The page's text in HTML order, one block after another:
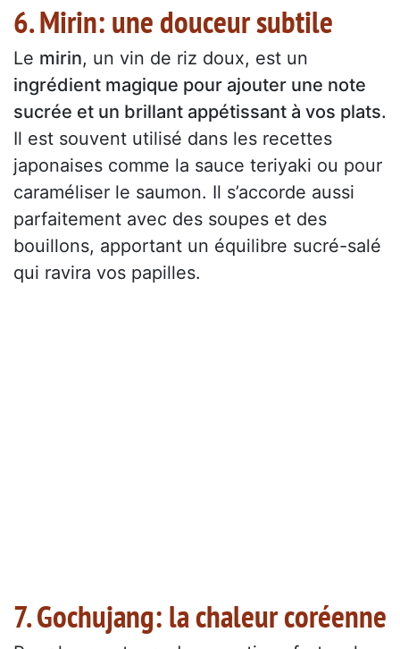
6. Mirin: une douceur subtile
Le mirin, un vin de riz doux, est un
ingrédient magique pour ajouter une note
sucrée et un brillant appétissant à vos plats.
Il est souvent utilisé dans les recettes
japonaises comme la sauce teriyaki ou pour
caraméliser le saumon. Il s’accorde aussi
parfaitement avec des soupes et des
bouillons, apportant un équilibre sucré-salé
qui ravira vos papilles.
7. Gochujang: la chaleur coréenne